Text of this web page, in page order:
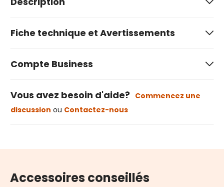
Fiche technique et Avertissements
Compte Business
Vous avez besoin d'aide? Commencez une
discussion ou Contactez-nous
Accessoires conseillés